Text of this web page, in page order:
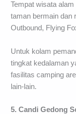
Tempat wisata
taman bermain dan
Outbound, Flying
Untuk kolam
tingkat kedalaman
fasilitas camping
lain-lain.
5. Candi Gedong